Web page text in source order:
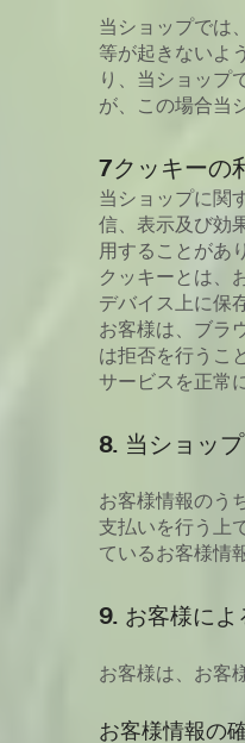
当ショップでは
等が起きないよ
り、当ショップ
が、この場合当
7クッキーの
当ショップに関
信、表示及び効
用することがあ
クッキーとは、
デバイス上に保
お客様は、ブラ
は拒否を行うこ
サービスを正常
8. 当ショッ
お客様情報のう
支払いを行う上
ているお客様情
9. お客様によ
お客様は、お客
お客様情報の